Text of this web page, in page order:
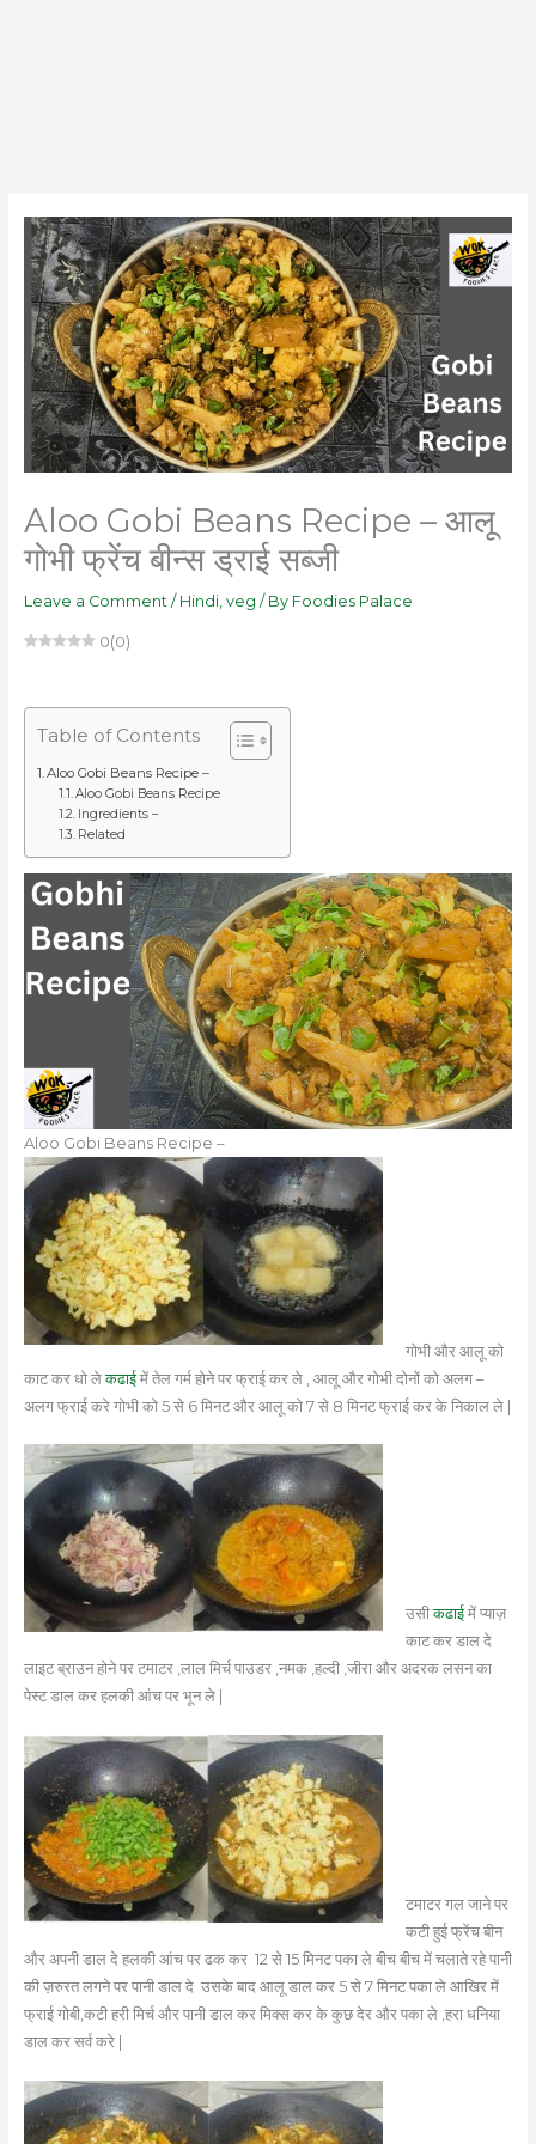
Aloo Gobi Beans Recipe – आलू
गोभी फ्रेंच बीन्स ड्राई सब्जी
Leave a Comment / Hindi, veg / By Foodies Palace
0(0)
Table of Contents
Aloo Gobi Beans Recipe –
Aloo Gobi Beans Recipe
Ingredients –
Related
Aloo Gobi Beans Recipe –
गोभी और आलू को
काट कर धो लेकढाईमें तेल गर्म होने पर फ्राई कर ले , आलू और गोभी दोनों को अलग –
अलग फ्राई करे गोभी को 5 से 6 मिनट और आलू को 7 से 8 मिनट फ्राई कर के निकाल ले |
उसीकढाईमें प्याज़
काट कर डाल दे
लाइट ब्राउन होने पर टमाटर ,लाल मिर्च पाउडर ,नमक ,हल्दी ,जीरा और अदरक लसन का
पेस्ट डाल कर हलकी आंच पर भून ले |
टमाटर गल जाने पर
कटी हुई फ्रेंच बीन
और अपनी डाल दे हलकी आंच पर ढक कर 12 से 15 मिनट पका ले बीच बीच में चलाते रहे पानी
की ज़रुरत लगने पर पानी डाल दे उसके बाद आलू डाल कर 5 से 7 मिनट पका ले आखिर में
फ्राई गोबी,कटी हरी मिर्च और पानी डाल कर मिक्स कर के कुछ देर और पका ले ,हरा धनिया
डाल कर सर्व करे |